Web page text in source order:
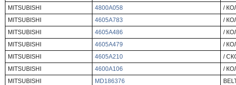
MITSUBISHI
4800A058
/
MITSUBISHI
4605A783
/
MITSUBISHI
4605A486
/
MITSUBISHI
4605A479
/
MITSUBISHI
4605A210
/
MITSUBISHI
4600A106
/
MITSUBISHI
MD186376